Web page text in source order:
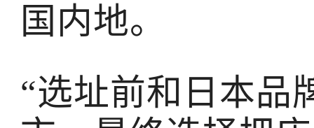
国内地。
“选址前和日本品